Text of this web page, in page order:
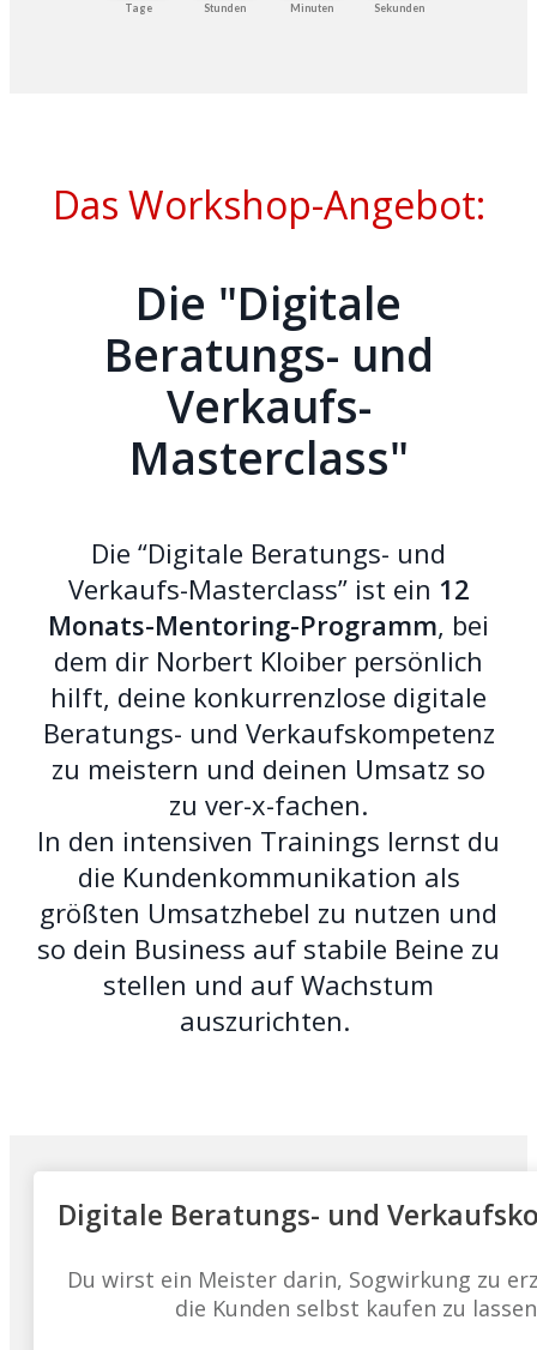
Tage Stunden Minuten Sekunden
Das Workshop-Angebot:
Die "Digitale
Beratungs- und
Verkaufs-
Masterclass"
Die “Digitale Beratungs- und
Verkaufs-Masterclass” ist ein 12
Monats-Mentoring-Programm, bei
dem dir Norbert Kloiber persönlich
hilft, deine konkurrenzlose digitale
Beratungs- und Verkaufskompetenz
zu meistern und deinen Umsatz so
zu ver-x-fachen.
In den intensiven Trainings lernst du
die Kundenkommunikation als
größten Umsatzhebel zu nutzen und
so dein Business auf stabile Beine zu
stellen und auf Wachstum
auszurichten.
Digitale Beratungs- und
Du wirst ein Meister darin, Sogwirkung zu
die Kunden selbst kaufen zu